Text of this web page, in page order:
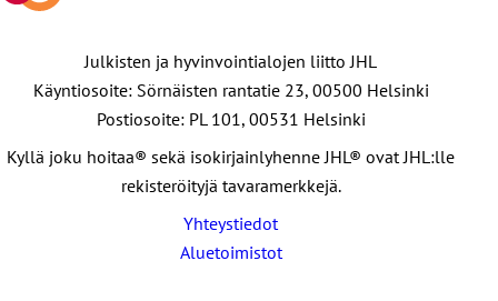
Julkisten ja hyvinvointialojen liitto JHL
Käyntiosoite: Sörnäisten rantatie 23, 00500 Helsinki
Postiosoite: PL 101, 00531 Helsinki
Kyllä joku hoitaa® sekä isokirjainlyhenne JHL® ovat JHL:lle
rekisteröityjä tavaramerkkejä.
Yhteystiedot
Aluetoimistot